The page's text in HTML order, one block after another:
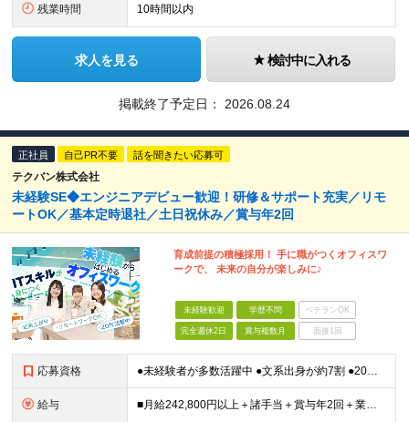
残業時間 10時間以内
求人を見る 検討中に入れる
掲載終了予定日： 2026.08.24
正社員 自己PR不要 話を聞きたい応募可
テクバン株式会社
未経験SE◆エンジニアデビュー歓迎！研修＆サポート充実／リモ
ートOK／基本定時退社／土日祝休み／賞与年2回
育成前提の積極採用！ 手に職がつくオフィスワ
ークで、 未来の自分が楽しみに♪
未経験歓迎 学歴不問 ベテランOK
完全週休2日 賞与複数月 面接1回
応募資格 ●未経験者が多数活躍中 ●文系出身が約7割 ●20代⇒47.9％ 30代⇒25.9％ ●第二新卒OK・学歴不問 ★人柄を重視した採用です！ ★異業種から転職してきた先輩が活躍中 ※長期勤続によるキ
給与 ■月給242,800円以上＋諸手当＋賞与年2回＋業績賞与 ※固定残業代32,813円～/20時間分を含む ※超過分は別途支給 ※経験・年齢を考慮の上、当社規定により決定 ※試用期間6ヵ月間（待遇に差異